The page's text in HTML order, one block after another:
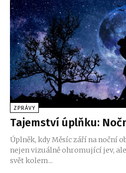
ZPRÁVY
Tajemství úplňku:
Úplněk, kdy Měsíc září na noční
nejen vizuálně ohromující jev,
svět kolem...